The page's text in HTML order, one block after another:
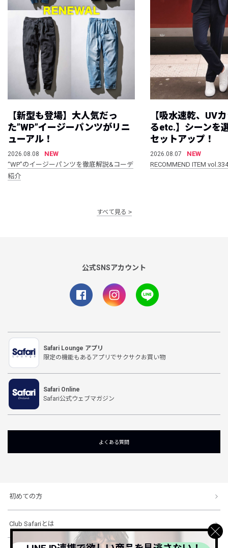
【新型も登場】大人気だっ
た”WP”イージーパンツがリニ
ューアル！
2026.08.08
NEW
“WP”のイージーパンツを徹底解説&コーデ
紹介
【吸水速乾、UV
るetc.】シーンを
セットアップ！
2026.08.07
NEW
RECOMMEND ITEM vol.334
すべて見る
公式SNSアカウント
Safari Lounge アプリ
限定の機能もあるアプリでサクサクお買い物
Safari Online
Safari公式ウェブマガジン
よくある質問
初めての方
Club Safariとは